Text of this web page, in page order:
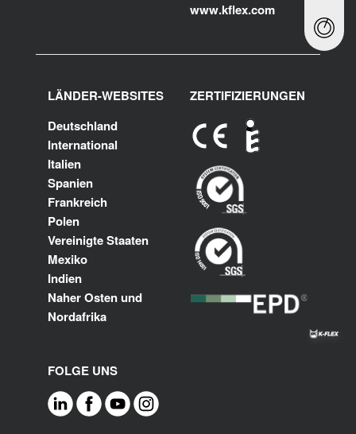
www.kflex.com
LÄNDER-WEBSITES
Deutschland
International
Italien
Spanien
Frankreich
Polen
Vereinigte Staaten
Mexiko
Indien
Naher Osten und
Nordafrika
ZERTIFIZIERUNGEN
FOLGE UNS